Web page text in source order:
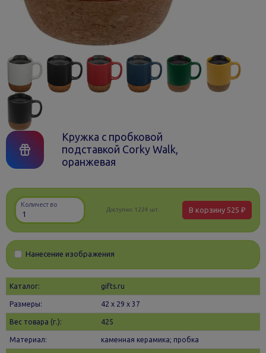
Кружка с пробковой
подставкой Corky Walk,
оранжевая
Количество
Доступно: 1224 шт. В корзину 525 ₽
Нанесение изображения
Каталог: gifts.ru
Размеры: 42 х 29 x 37
Вес товара (г.): 425
Материал: каменная керамика; пробка